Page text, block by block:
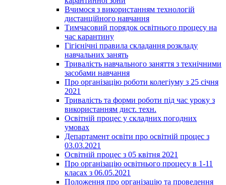
Вчимося з використанням технологій
дистанційного навчання
Тимчасовий порядок освітнього процесу на
час карантину
Гігієнічні правила складання розкладу
навчальних занять
Тривалість навчального заняття з технічними
засобами навчання
Про організацію роботи колегіуму з 25 січня
2021
Тривалість та форми роботи під час уроку з
використанням дист. техн.
Освітній процес у складних погодних
умовах
Департамент освіти про освітній процес з
03.03.2021
Освітній процес з 05 квітня 2021
Про організацію освітнього процесу в 1-11
класах з 06.05.2021
Положення про організацію та проведення